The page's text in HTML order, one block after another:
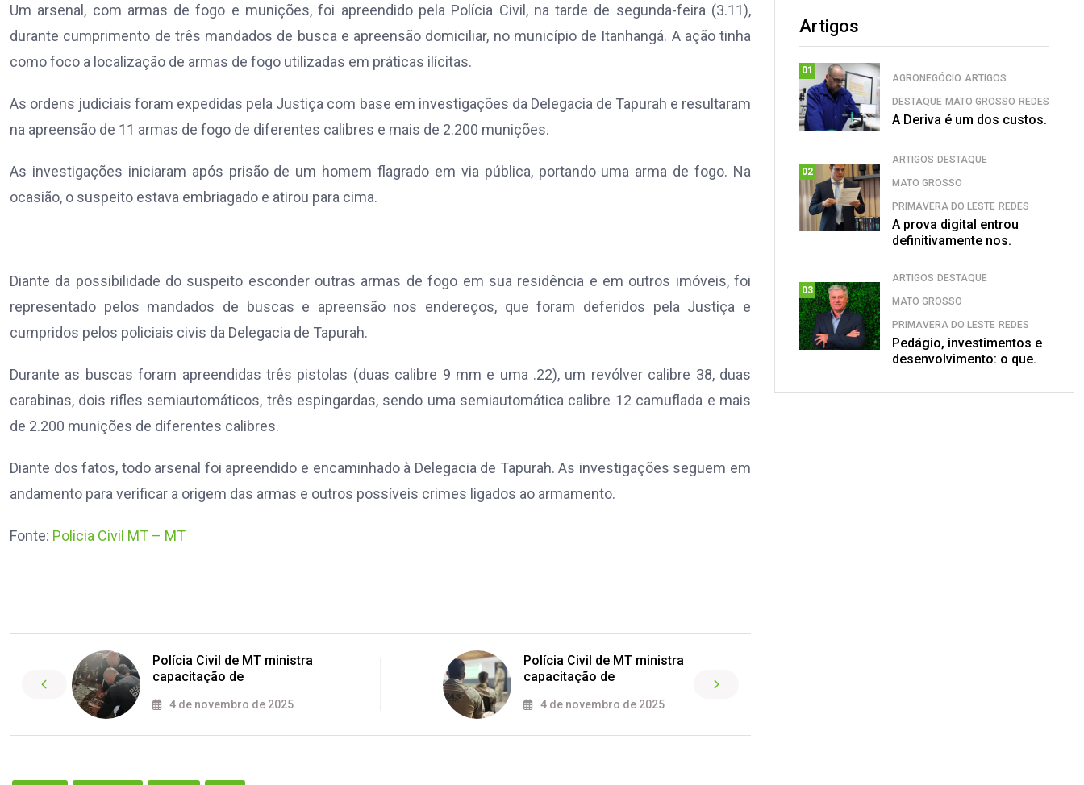
Um arsenal, com armas de fogo e munições, foi apreendido pela Polícia Civil, na tarde de segunda-feira (3.11),
durante cumprimento de três mandados de busca e apreensão domiciliar, no município de Itanhangá. A ação tinha
como foco a localização de armas de fogo utilizadas em práticas ilícitas.
As ordens judiciais foram expedidas pela Justiça com base em investigações da Delegacia de Tapurah e resultaram
na apreensão de 11 armas de fogo de diferentes calibres e mais de 2.200 munições.
As investigações iniciaram após prisão de um homem flagrado em via pública, portando uma arma de fogo. Na
ocasião, o suspeito estava embriagado e atirou para cima.
Diante da possibilidade do suspeito esconder outras armas de fogo em sua residência e em outros imóveis, foi
representado pelos mandados de buscas e apreensão nos endereços, que foram deferidos pela Justiça e
cumpridos pelos policiais civis da Delegacia de Tapurah.
Durante as buscas foram apreendidas três pistolas (duas calibre 9 mm e uma .22), um revólver calibre 38, duas
carabinas, dois rifles semiautomáticos, três espingardas, sendo uma semiautomática calibre 12 camuflada e mais
de 2.200 munições de diferentes calibres.
Diante dos fatos, todo arsenal foi apreendido e encaminhado à Delegacia de Tapurah. As investigações seguem em
andamento para verificar a origem das armas e outros possíveis crimes ligados ao armamento.
Fonte: Policia Civil MT – MT
Polícia Civil de MT ministra
capacitação de
4 de novembro de 2025
Polícia Civil de MT ministra
capacitação de
4 de novembro de 2025
Artigos
01
AGRONEGÓCIO ARTIGOS
DESTAQUE MATO GROSSO REDES
A Deriva é um dos custos.
02
ARTIGOS DESTAQUE
MATO GROSSO
PRIMAVERA DO LESTE REDES
A prova digital entrou
definitivamente nos.
03
ARTIGOS DESTAQUE
MATO GROSSO
PRIMAVERA DO LESTE REDES
Pedágio, investimentos e
desenvolvimento: o que.